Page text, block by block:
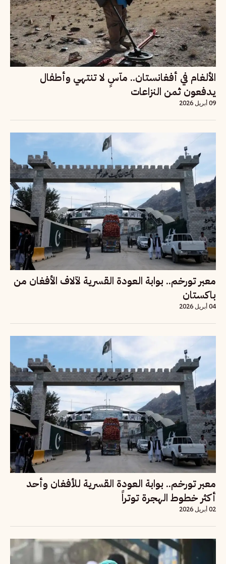
الألغام في أفغانستان.. مآسٍ لا تنتهي وأطفال
يدفعون ثمن النزاعات
09 أبريل 2026
معبر تورخم.. بوابة العودة القسرية لآلاف الأفغان من
باكستان
04 أبريل 2026
معبر تورخم.. بوابة العودة القسرية للأفغان وأحد
أكثر خطوط الهجرة توتراً
02 أبريل 2026